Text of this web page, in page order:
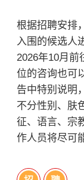
根据招聘安排
入围的候选人
2026年10月前
位的咨询也可
告中特别说明
不分性别、肤
征、语言、宗
作人员将尽可